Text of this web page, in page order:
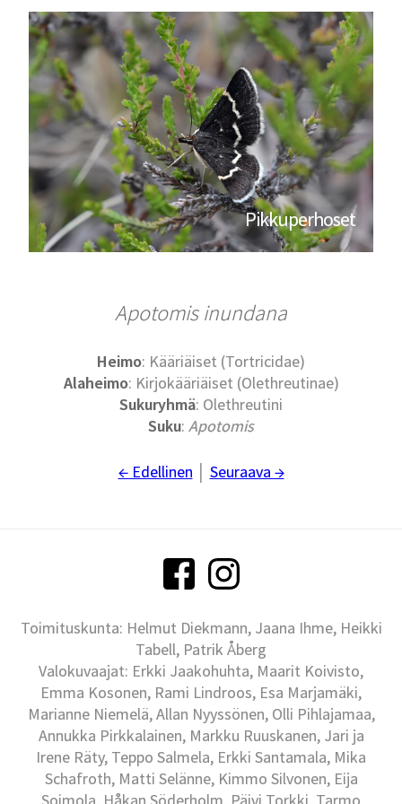
Pikkuperhoset
Apotomis inundana
Heimo: Kääriäiset (Tortricidae)
Alaheimo: Kirjokääriäiset (Olethreutinae)
Sukuryhmä: Olethreutini
Suku: Apotomis
← Edellinen Seuraava →
Toimituskunta: Helmut Diekmann, Jaana Ihme, Heikki
Tabell, Patrik Åberg
Valokuvaajat: Erkki Jaakohuhta, Maarit Koivisto,
Emma Kosonen, Rami Lindroos, Esa Marjamäki,
Marianne Niemelä, Allan Nyyssönen, Olli Pihlajamaa,
Annukka Pirkkalainen, Markku Ruuskanen, Jari ja
Irene Räty, Teppo Salmela, Erkki Santamala, Mika
Schafroth, Matti Selänne, Kimmo Silvonen, Eija